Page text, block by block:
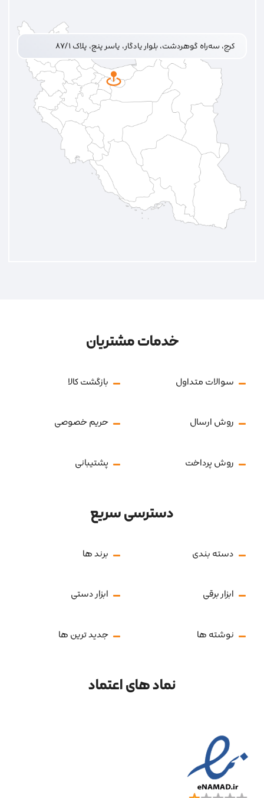
کرج، سه‌راه گوهردشت، بلوار یادگار، یاسر پنج، پلاک ۸۷/۱
خدمات مشتریان
سوالات متداول بازگشت کالا
روش ارسال حریم خصوصی
روش پرداخت پشتیبانی
دسترسی سریع
دسته بندی برند ها
ابزار برقی ابزار دستی
نوشته ها جدید ترین ها
نماد های اعتماد